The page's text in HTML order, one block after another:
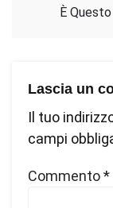
È
Lascia un
Il tuo
campi
Commento*